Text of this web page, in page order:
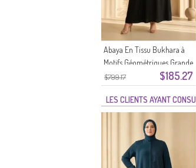
$799.17 $185.27
Abaya En Tissu Bukhara à
Motifs Géométriques Grande
Taille 6375-07 Noir
LES CLIENTS AYANT